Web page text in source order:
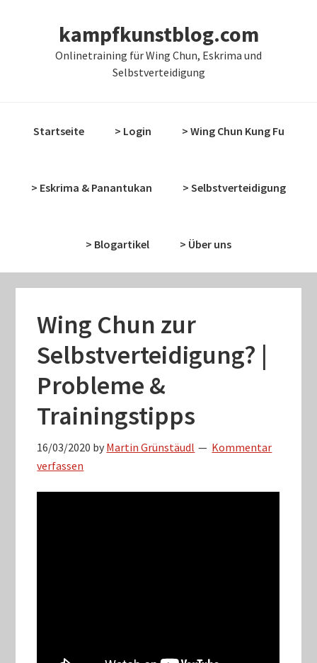
Hauptnavigation
Seitenspaltekampfkunstblog.com
Onlinetraining für Wing Chun, Eskrima und
Selbstverteidigung
Startseite > Login > Wing Chun Kung Fu
> Eskrima & Panantukan > Selbstverteidigung
> Blogartikel > Über uns
Wing Chun zur
Selbstverteidigung? |
Probleme &
Trainingstipps
16/03/2020 by Martin Grünstäudl
Kommentar
verfassen